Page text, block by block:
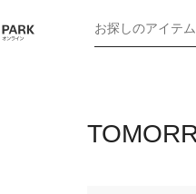
お探しのアイテム